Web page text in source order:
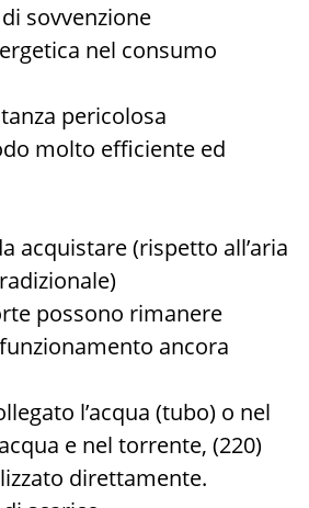
sovvenzione
nel consumo
pericolosa
molto efficiente ed
acquistare (rispetto all’aria
possono rimanere
ancora
l’acqua (tubo) o nel
e nel torrente, (220)
direttamente.